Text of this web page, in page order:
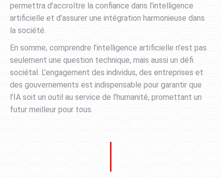
permettra d’accroître la confiance dans l’intelligence
artificielle et d’assurer une intégration harmonieuse dans
la société.
En somme, comprendre l’intelligence artificielle n’est pas
seulement une question technique, mais aussi un défi
sociétal. L’engagement des individus, des entreprises et
des gouvernements est indispensable pour garantir que
l’IA soit un outil au service de l’humanité, promettant un
futur meilleur pour tous.